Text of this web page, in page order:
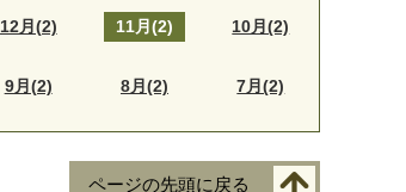
12月(2) 11月(2) 10月(2)
9月(2) 8月(2) 7月(2)
ページの先頭に戻る